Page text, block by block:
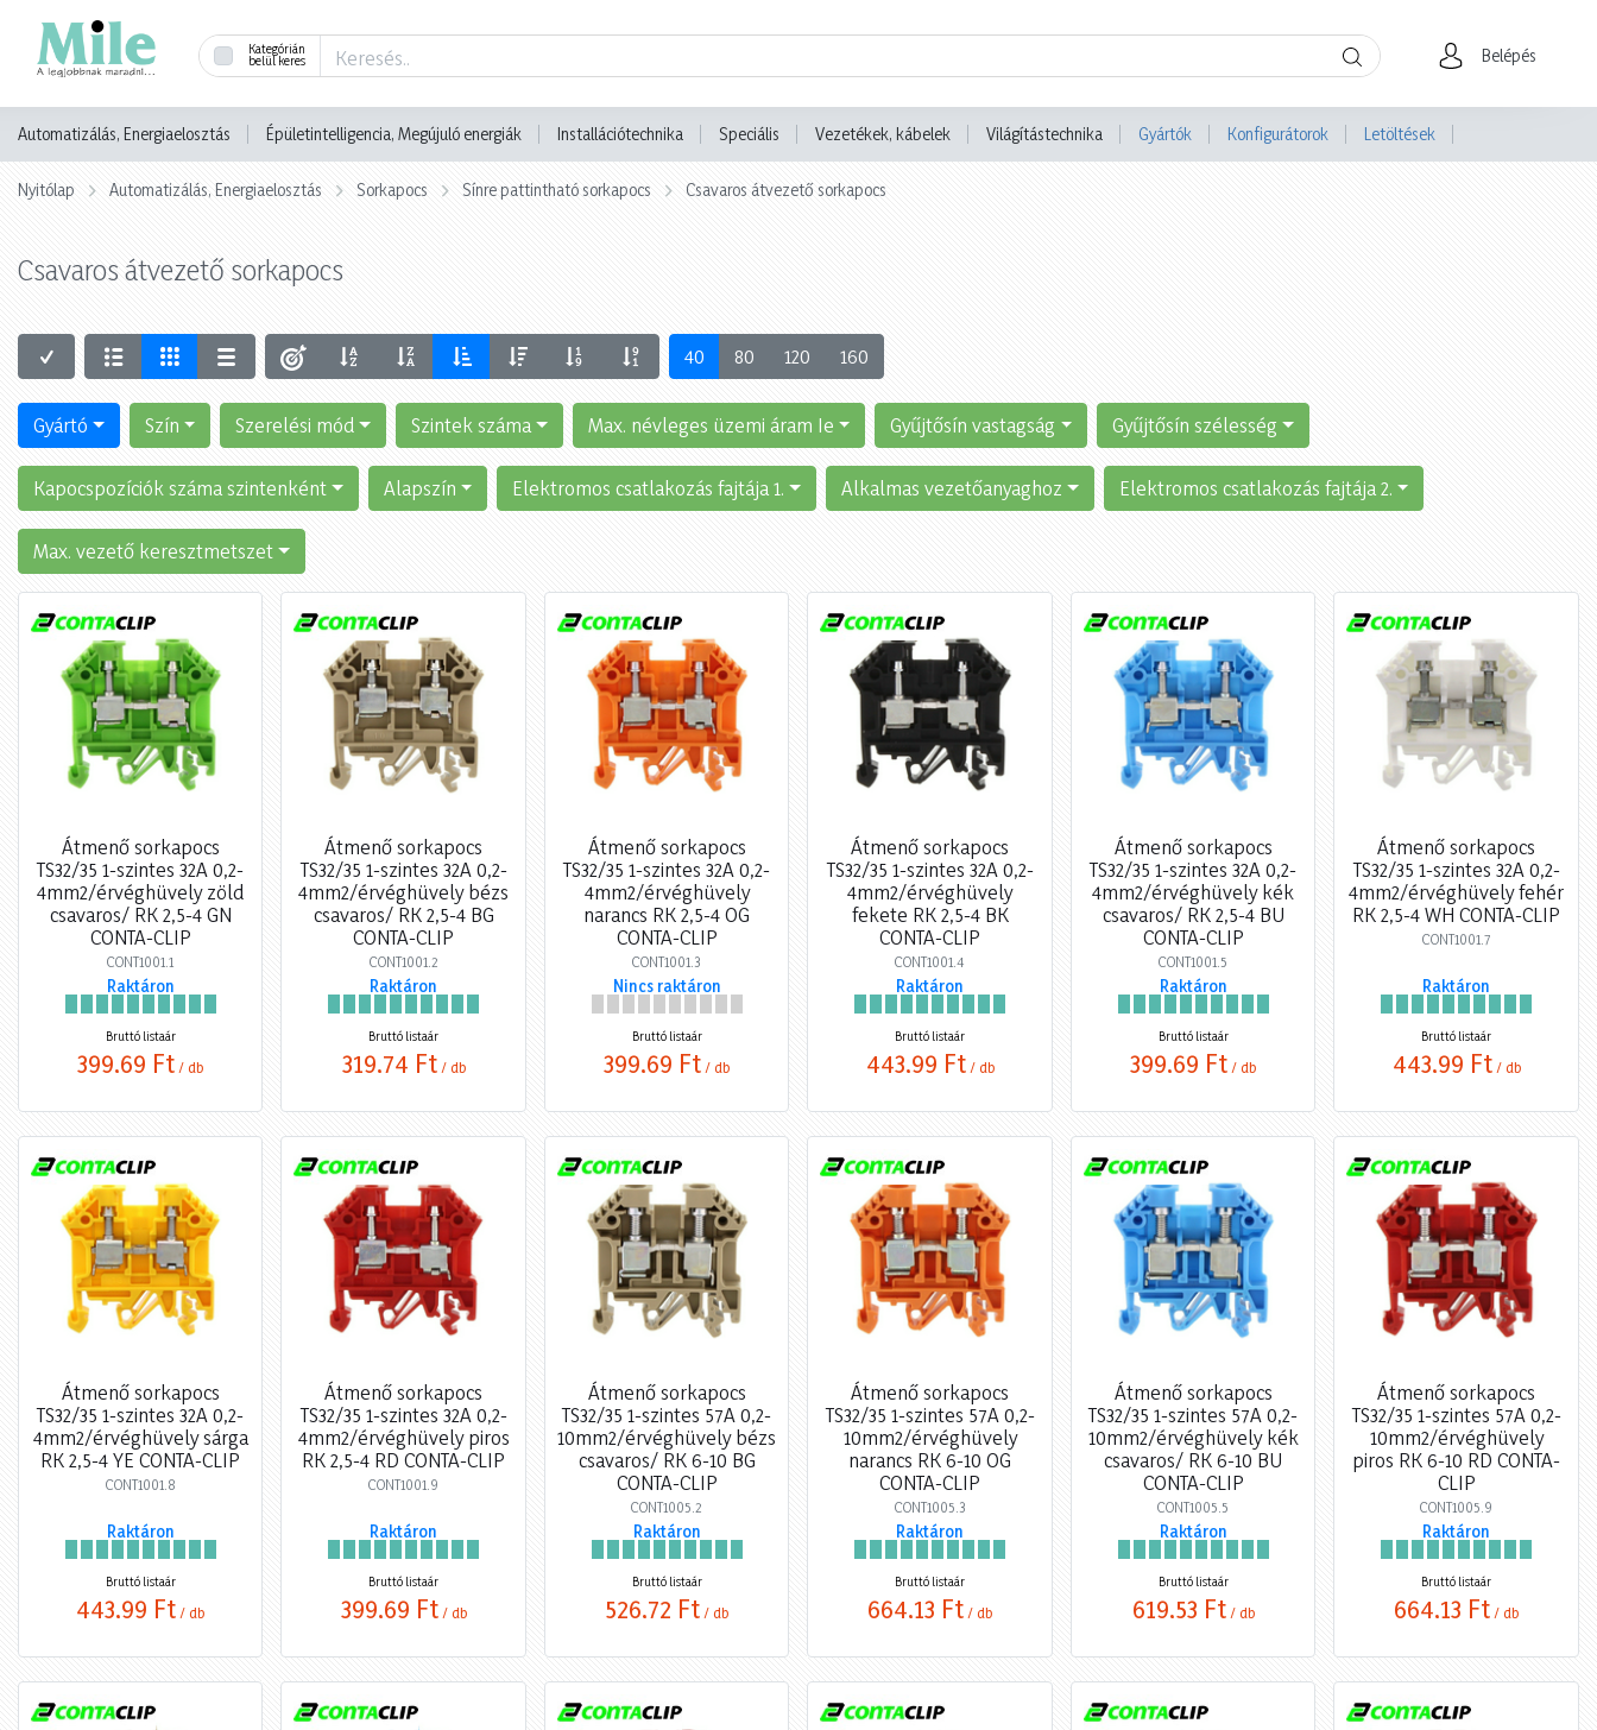
Kategórián
belül keres Belépés
Automatizálás, Energiaelosztás Épületintelligencia, Megújuló energiák Installációtechnika Speciális Vezetékek, kábelek Világítástechnika Gyártók Konfigurátorok Letöltések
Nyitólap Automatizálás, Energiaelosztás Sorkapocs Sínre pattintható sorkapocs Csavaros átvezető sorkapocs
Csavaros átvezető sorkapocs
40 80 120 160
Gyártó Szín Szerelési mód Szintek száma Max. névleges üzemi áram Ie Gyűjtősín vastagság Gyűjtősín szélesség
Kapocspozíciók száma szintenként Alapszín Elektromos csatlakozás fajtája 1. Alkalmas vezetőanyaghoz Elektromos csatlakozás fajtája 2.
Max. vezető keresztmetszet
Átmenő sorkapocs
TS32/35 1-szintes 32A 0,2-
4mm2/érvéghüvely zöld
csavaros/ RK 2,5-4 GN
CONTA-CLIP
CONT1001.1
Raktáron
Bruttó listaár
399,69 Ft / db
Átmenő sorkapocs
TS32/35 1-szintes 32A 0,2-
4mm2/érvéghüvely bézs
csavaros/ RK 2,5-4 BG
CONTA-CLIP
CONT1001.2
Raktáron
Bruttó listaár
319,74 Ft / db
Átmenő sorkapocs
TS32/35 1-szintes 32A 0,2-
4mm2/érvéghüvely
narancs RK 2,5-4 OG
CONTA-CLIP
CONT1001.3
Nincs raktáron
Bruttó listaár
399,69 Ft / db
Átmenő sorkapocs
TS32/35 1-szintes 32A 0,2-
4mm2/érvéghüvely
fekete RK 2,5-4 BK
CONTA-CLIP
CONT1001.4
Raktáron
Bruttó listaár
443,99 Ft / db
Átmenő sorkapocs
TS32/35 1-szintes 32A 0,2-
4mm2/érvéghüvely kék
csavaros/ RK 2,5-4 BU
CONTA-CLIP
CONT1001.5
Raktáron
Bruttó listaár
399,69 Ft / db
Átmenő sorkapocs
TS32/35 1-szintes 32A 0,2-
4mm2/érvéghüvely fehér
RK 2,5-4 WH CONTA-CLIP
CONT1001.7
Raktáron
Bruttó listaár
443,99 Ft / db
Átmenő sorkapocs
TS32/35 1-szintes 32A 0,2-
4mm2/érvéghüvely sárga
RK 2,5-4 YE CONTA-CLIP
CONT1001.8
Raktáron
Bruttó listaár
443,99 Ft / db
Átmenő sorkapocs
TS32/35 1-szintes 32A 0,2-
4mm2/érvéghüvely piros
RK 2,5-4 RD CONTA-CLIP
CONT1001.9
Raktáron
Bruttó listaár
399,69 Ft / db
Átmenő sorkapocs
TS32/35 1-szintes 57A 0,2-
10mm2/érvéghüvely bézs
csavaros/ RK 6-10 BG
CONTA-CLIP
CONT1005.2
Raktáron
Bruttó listaár
526,72 Ft / db
Átmenő sorkapocs
TS32/35 1-szintes 57A 0,2-
10mm2/érvéghüvely
narancs RK 6-10 OG
CONTA-CLIP
CONT1005.3
Raktáron
Bruttó listaár
664,13 Ft / db
Átmenő sorkapocs
TS32/35 1-szintes 57A 0,2-
10mm2/érvéghüvely kék
csavaros/ RK 6-10 BU
CONTA-CLIP
CONT1005.5
Raktáron
Bruttó listaár
619,53 Ft / db
Átmenő sorkapocs
TS32/35 1-szintes 57A 0,2-
10mm2/érvéghüvely
piros RK 6-10 RD CONTA-
CLIP
CONT1005.9
Raktáron
Bruttó listaár
664,13 Ft / db